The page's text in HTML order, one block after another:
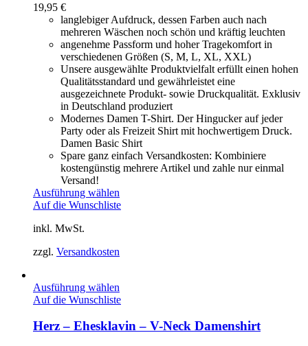
19,95 €
langlebiger Aufdruck, dessen Farben auch nach
mehreren Wäschen noch schön und kräftig leuchten
angenehme Passform und hoher Tragekomfort in
verschiedenen Größen (S, M, L, XL, XXL)
Unsere ausgewählte Produktvielfalt erfüllt einen hohen
Qualitätsstandard und gewährleistet eine
ausgezeichnete Produkt- sowie Druckqualität. Exklusiv
in Deutschland produziert
Modernes Damen T-Shirt. Der Hingucker auf jeder
Party oder als Freizeit Shirt mit hochwertigem Druck.
Damen Basic Shirt
Spare ganz einfach Versandkosten: Kombiniere
kostengünstig mehrere Artikel und zahle nur einmal
Versand!
Ausführung wählen
Auf die Wunschliste
inkl. MwSt.
zzgl. Versandkosten
Ausführung wählen
Auf die Wunschliste
Herz – Ehesklavin – V-Neck Damenshirt